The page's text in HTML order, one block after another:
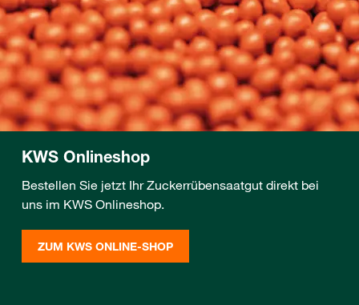
KWS Onlineshop
Bestellen Sie jetzt Ihr Zuckerrübensaatgut direkt bei
uns im KWS Onlineshop.
ZUM KWS ONLINE-SHOP